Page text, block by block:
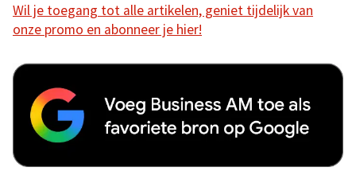
Wil je toegang tot alle artikelen, geniet tijdelijk van
onze promo en abonneer je hier!